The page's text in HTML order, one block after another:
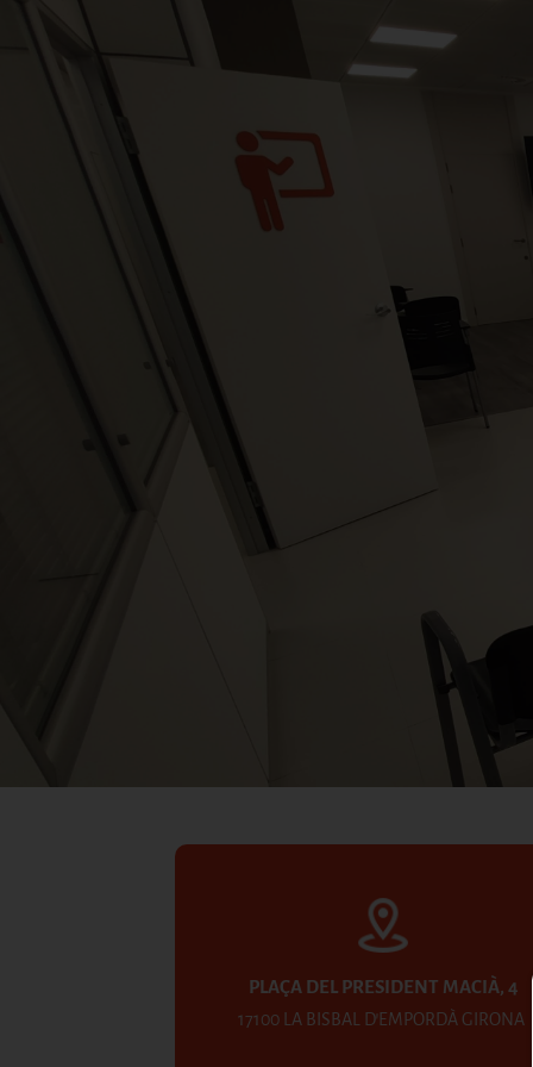
PLAÇA DEL PRESIDENT MACIÀ, 4
17100 LA BISBAL D'EMPORDÀ GIRONA